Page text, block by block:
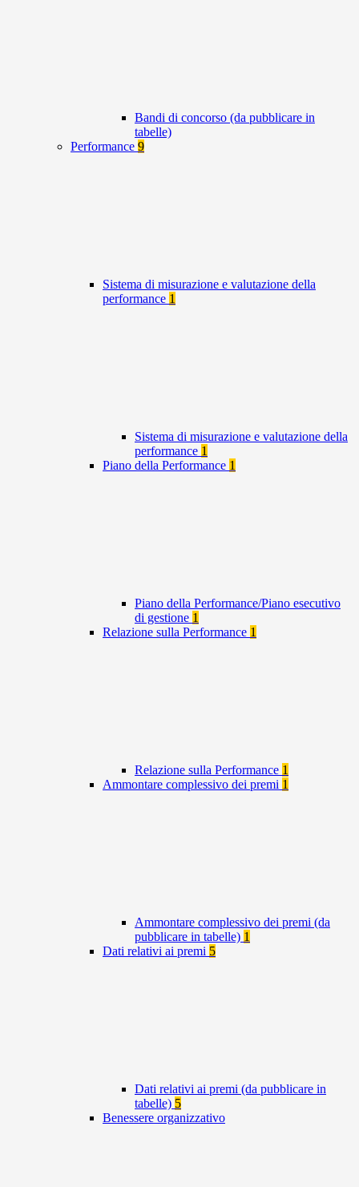
Bandi di concorso (da pubblicare in
tabelle)
Performance 9
Sistema di misurazione e valutazione della
performance 1
Sistema di misurazione e valutazione della
performance 1
Piano della Performance 1
Piano della Performance/Piano esecutivo
di gestione 1
Relazione sulla Performance 1
Relazione sulla Performance 1
Ammontare complessivo dei premi 1
Ammontare complessivo dei premi (da
pubblicare in tabelle) 1
Dati relativi ai premi 5
Dati relativi ai premi (da pubblicare in
tabelle) 5
Benessere organizzativo